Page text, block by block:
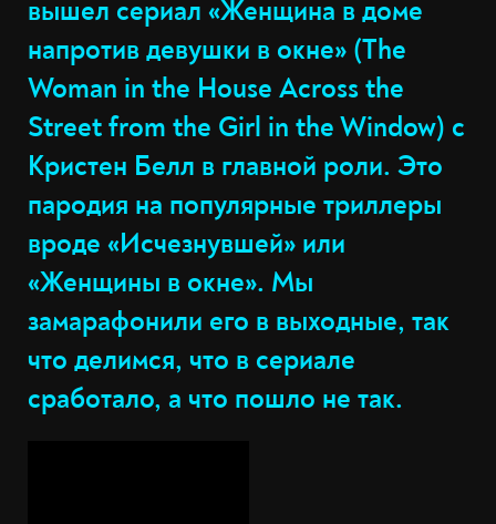
вышел сериал «Женщина в доме
напротив девушки в окне» (The
Woman in the House Across the
Street from the Girl in the Window) с
Кристен Белл в главной роли. Это
пародия на популярные триллеры
вроде «Исчезнувшей» или
«Женщины в окне». Мы
замарафонили его в выходные, так
что делимся, что в сериале
сработало, а что пошло не так.